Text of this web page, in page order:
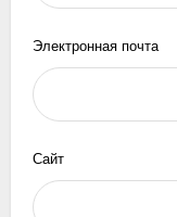
Электронная почта
Сайт